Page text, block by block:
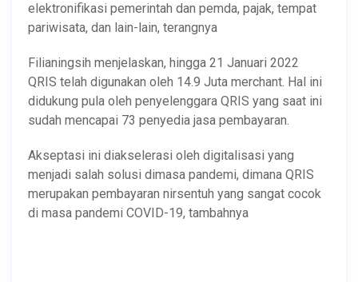
elektronifikasi pemerintah dan pemda, pajak, tempat
pariwisata, dan lain-lain, terangnya
Filianingsih menjelaskan, hingga 21 Januari 2022
QRIS telah digunakan oleh 14.9 Juta merchant. Hal ini
didukung pula oleh penyelenggara QRIS yang saat ini
sudah mencapai 73 penyedia jasa pembayaran.
Akseptasi ini diakselerasi oleh digitalisasi yang
menjadi salah solusi dimasa pandemi, dimana QRIS
merupakan pembayaran nirsentuh yang sangat cocok
di masa pandemi COVID-19, tambahnya